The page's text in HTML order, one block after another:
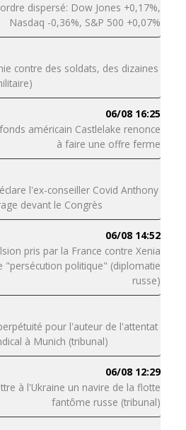
dispersé: Dow Jones +0,17%,
Nasdaq -0,36%, S&P 500 +0,07%
contre des soldats, des dizaines
06/08 16:25
américain Castlelake renonce
à faire une offre ferme
l'ex-conseiller Covid Anthony
devant le Congrès
06/08 14:52
pris par la France contre Xenia
"persécution politique" (diplomatie
russe)
pour l'auteur de l'attentat
à Munich (tribunal)
06/08 12:29
à l'Ukraine un navire de la flotte
fantôme russe (tribunal)